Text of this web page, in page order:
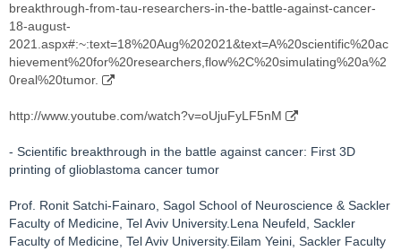
breakthrough-from-tau-researchers-in-the-battle-against-cancer-
18-august-
2021.aspx#:~:text=18%20Aug%202021&text=A%20scientific%20ac
hievement%20for%20researchers,flow%2C%20simulating%20a%2
0real%20tumor.
http://www.youtube.com/watch?v=oUjuFyLF5nM
- Scientific breakthrough in the battle against cancer: First 3D
printing of glioblastoma cancer tumor
Prof. Ronit Satchi-Fainaro, Sagol School of Neuroscience & Sackler
Faculty of Medicine, Tel Aviv University.Lena Neufeld, Sackler
Faculty of Medicine, Tel Aviv University.Eilam Yeini, Sackler Faculty